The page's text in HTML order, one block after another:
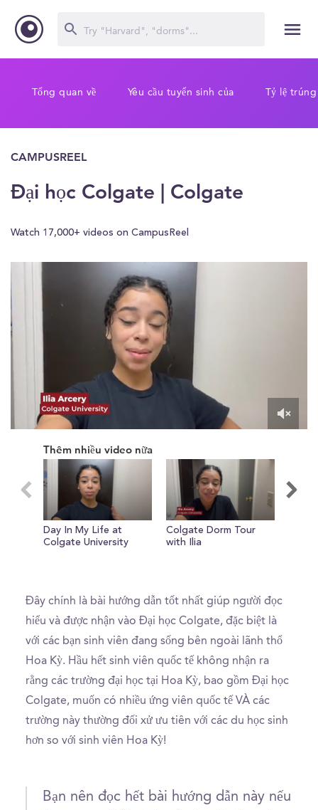
Tổng quan về Yêu cầu tuyển sinh của Tỷ lệ
CAMPUSREEL
Đại học Colgate | Colgate
Watch 17,000+ videos on CampusReel
Thêm nhiều video nữa
Day In My Life at
Colgate University
Colgate Dorm Tour
with Ilia
Đây chính là bài hướng dẫn tốt nhất giúp người đọc
hiểu và được nhận vào Đại học Colgate, đặc biệt là
với các bạn sinh viên đang sống bên ngoài lãnh thổ
Hoa Kỳ. Hầu hết sinh viên quốc tế không nhận ra
rằng các trường đại học tại Hoa Kỳ, bao gồm Đại học
Colgate, muốn có nhiều ứng viên quốc tế VÀ các
trường này thường đối xử ưu tiên với các du học sinh
hơn so với sinh viên Hoa Kỳ!
Bạn nên đọc hết bài hướng dẫn này nếu